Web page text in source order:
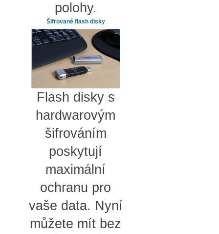
polohy.
Šifrované flash disky
Flash disky s
hardwarovým
šifrováním
poskytují
maximální
ochranu pro
vaše data. Nyní
můžete mít bez